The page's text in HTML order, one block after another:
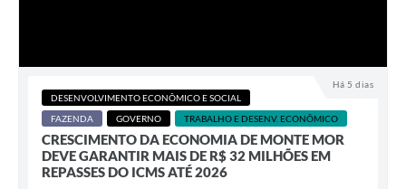
Há 5 dias
DESENVOLVIMENTO ECONÔMICO E SOCIAL
FAZENDA
GOVERNO TRABALHO E DESENV. ECONÔMICO
CRESCIMENTO DA ECONOMIA DE MONTE MOR
DEVE GARANTIR MAIS DE R$ 32 MILHÕES EM
REPASSES DO ICMS ATÉ 2026